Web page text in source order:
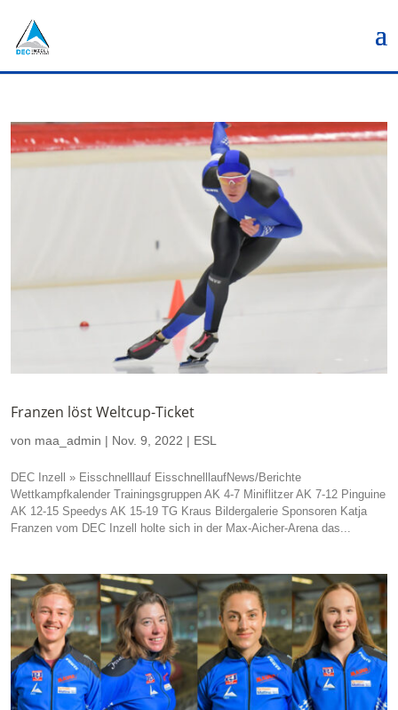
Franzen löst Weltcup-Ticket
von maa_admin | Nov. 9, 2022 | ESL
DEC Inzell » Eisschnelllauf EisschnelllaufNews/Berichte
Wettkampfkalender Trainingsgruppen AK 4-7 Miniflitzer AK 7-12 Pinguine
AK 12-15 Speedys AK 15-19 TG Kraus Bildergalerie Sponsoren Katja
Franzen vom DEC Inzell holte sich in der Max-Aicher-Arena das...